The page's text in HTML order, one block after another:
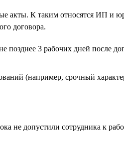
акты. К таким относятся ИП
договора.
позднее 3 рабочих дней после
(например, срочный
не допустили сотрудника к